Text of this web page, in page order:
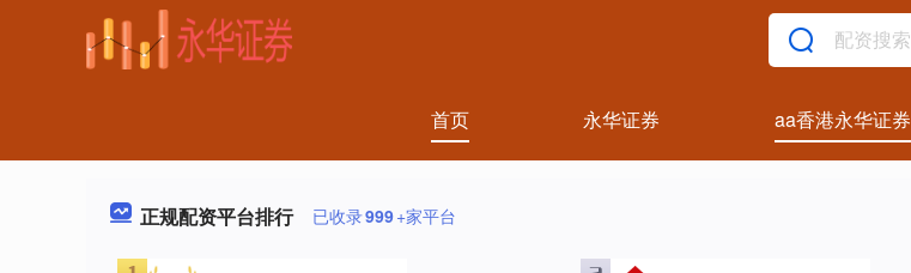
首页 永华证券 aa香港永华证券
正规配资平台排行 已收录999+家平台